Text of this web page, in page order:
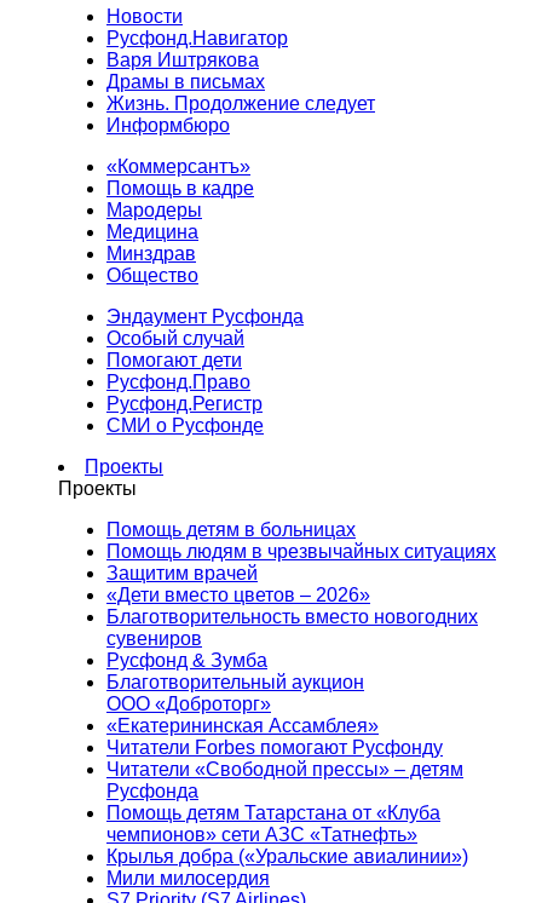
Новости
Русфонд.Навигатор
Варя Иштрякова
Драмы в письмах
Жизнь. Продолжение следует
Информбюро
«Коммерсантъ»
Помощь в кадре
Мародеры
Медицина
Минздрав
Общество
Эндаумент Русфонда
Особый случай
Помогают дети
Русфонд.Право
Русфонд.Регистр
СМИ о Русфонде
Проекты
Проекты
Помощь детям в больницах
Помощь людям в чрезвычайных ситуациях
Защитим врачей
«Дети вместо цветов – 2026»
Благотворительность вместо новогодних
сувениров
Русфонд & Зумба
Благотворительный аукцион
ООО «Доброторг»
«Екатерининская Ассамблея»
Читатели Forbes помогают Русфонду
Читатели «Свободной прессы» – детям
Русфонда
Помощь детям Татарстана от «Клуба
чемпионов» сети АЗС «Татнефть»
Крылья добра («Уральские авиалинии»)
Мили милосердия